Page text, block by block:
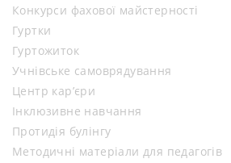
Конкурси фахової майстерності
Гуртки
Гуртожиток
Учнівське самоврядування
Центр кар’єри
Інклюзивне навчання
Протидія булінгу
Методичні матеріали для педагогів